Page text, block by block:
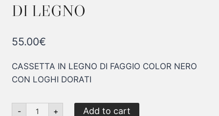
DI LEGNO
55.00€
CASSETTA IN LEGNO DI FAGGIO COLOR NERO
CON LOGHI DORATI
-
Quota
+ Add to cart